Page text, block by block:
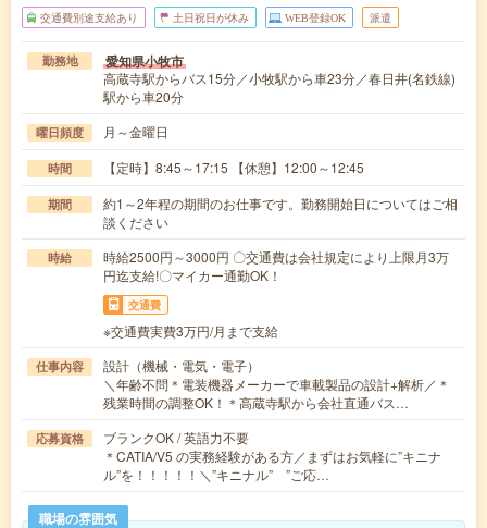
交通費別途支給あり 土日祝日が休み WEB登録OK 派遣
勤務地 愛知県小牧市
高蔵寺駅からバス15分／小牧駅から車23分／春日井(名鉄線)
駅から車20分
曜日頻度 月～金曜日
時間 【定時】8:45～17:15 【休憩】12:00～12:45
期間
約1～2年程の期間のお仕事です。勤務開始日についてはご相
談ください
時給
時給2500円～3000円 〇交通費は会社規定により上限月3万
円迄支給!〇マイカー通勤OK！
交通費
※交通費実費3万円/月まで支給
仕事内容
設計（機械・電気・電子）
＼年齢不問＊電装機器メーカーで車載製品の設計+解析／＊
残業時間の調整OK！＊高蔵寺駅から会社直通バス…
応募資格
ブランクOK / 英語力不要
＊CATIA/V5 の実務経験がある方／まずはお気軽に”キニナ
ル”を！！！！！＼”キニナル” ”ご応…
職場の雰囲気